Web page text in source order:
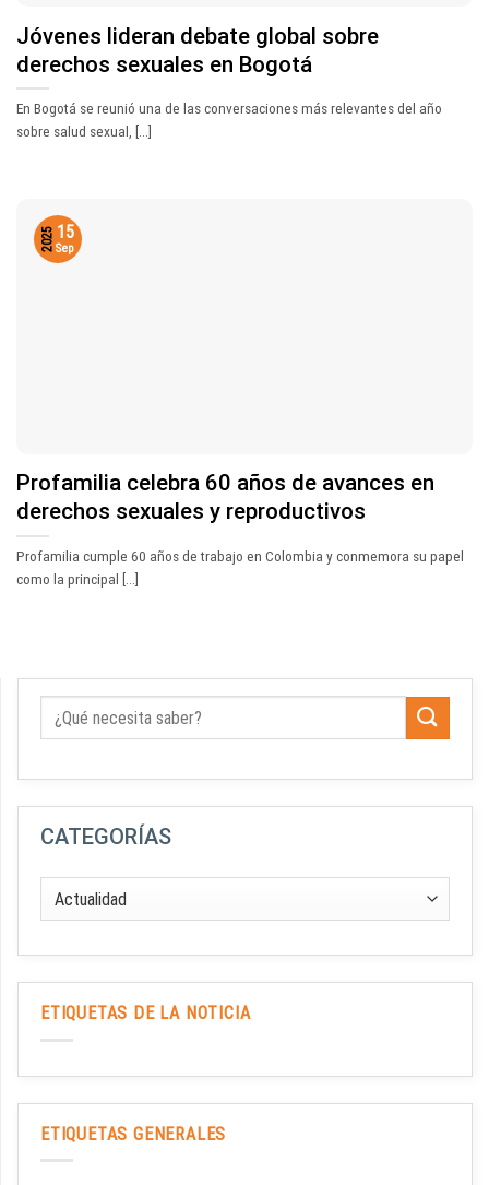
Jóvenes lideran debate global sobre
derechos sexuales en Bogotá
En Bogotá se reunió una de las conversaciones más relevantes del año
sobre salud sexual, [...]
Profamilia celebra 60 años de avances en
derechos sexuales y reproductivos
Profamilia cumple 60 años de trabajo en Colombia y conmemora su papel
como la principal [...]
15
Sep
2025
CATEGORÍAS
ETIQUETAS DE LA NOTICIA
ETIQUETAS GENERALES